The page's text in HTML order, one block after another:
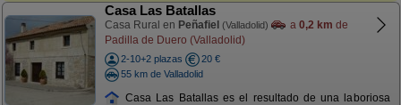
Casa Las Batallas
Casa Rural en Peñafiel (Valladolid) a 0,2 km de
Padilla de Duero (Valladolid)
2-10+2 plazas
20 €
55 km de Valladolid
Casa Las Batallas es el resultado de una laboriosa